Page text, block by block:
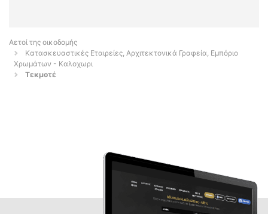
Αετοί της οικοδομής
Κατασκευαστικές Εταιρείες, Αρχιτεκτονικά Γραφεία, Εμπόριο
Χρωμάτων - Καλοχωρι
Τεκμοτέ